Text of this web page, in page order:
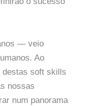
— veio
Ao
destas soft skills
nossas
num panorama